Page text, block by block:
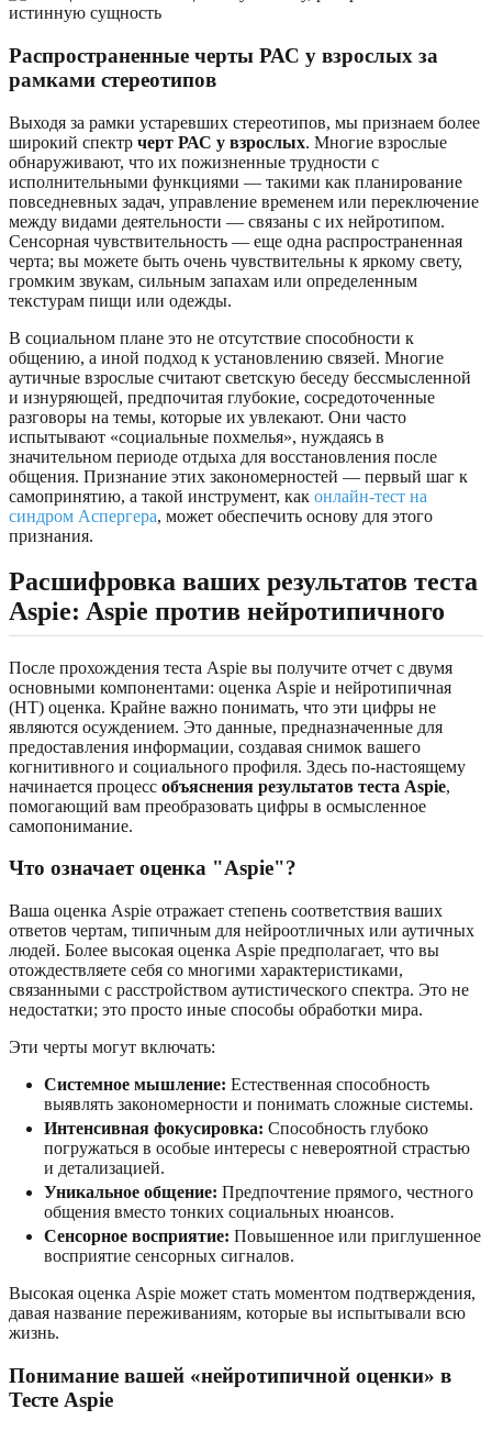
Распространенные черты РАС у взрослых за
рамками стереотипов
Выходя за рамки устаревших стереотипов, мы признаем более
широкий спектр черт РАС у взрослых. Многие взрослые
обнаруживают, что их пожизненные трудности с
исполнительными функциями — такими как планирование
повседневных задач, управление временем или переключение
между видами деятельности — связаны с их нейротипом.
Сенсорная чувствительность — еще одна распространенная
черта; вы можете быть очень чувствительны к яркому свету,
громким звукам, сильным запахам или определенным
текстурам пищи или одежды.
В социальном плане это не отсутствие способности к
общению, а иной подход к установлению связей. Многие
аутичные взрослые считают светскую беседу бессмысленной
и изнуряющей, предпочитая глубокие, сосредоточенные
разговоры на темы, которые их увлекают. Они часто
испытывают «социальные похмелья», нуждаясь в
значительном периоде отдыха для восстановления после
общения. Признание этих закономерностей — первый шаг к
самопринятию, а такой инструмент, как онлайн-тест на
синдром Аспергера, может обеспечить основу для этого
признания.
Расшифровка ваших результатов теста
Aspie: Aspie против нейротипичного
После прохождения теста Aspie вы получите отчет с двумя
основными компонентами: оценка Aspie и нейротипичная
(НТ) оценка. Крайне важно понимать, что эти цифры не
являются осуждением. Это данные, предназначенные для
предоставления информации, создавая снимок вашего
когнитивного и социального профиля. Здесь по-настоящему
начинается процесс объяснения результатов теста Aspie,
помогающий вам преобразовать цифры в осмысленное
самопонимание.
Что означает оценка "Aspie"?
Ваша оценка Aspie отражает степень соответствия ваших
ответов чертам, типичным для нейроотличных или аутичных
людей. Более высокая оценка Aspie предполагает, что вы
отождествляете себя со многими характеристиками,
связанными с расстройством аутистического спектра. Это не
недостатки; это просто иные способы обработки мира.
Эти черты могут включать:
Системное мышление: Естественная способность
выявлять закономерности и понимать сложные системы.
Интенсивная фокусировка: Способность глубоко
погружаться в особые интересы с невероятной страстью
и детализацией.
Уникальное общение: Предпочтение прямого, честного
общения вместо тонких социальных нюансов.
Сенсорное восприятие: Повышенное или приглушенное
восприятие сенсорных сигналов.
Высокая оценка Aspie может стать моментом подтверждения,
давая название переживаниям, которые вы испытывали всю
жизнь.
Понимание вашей «нейротипичной оценки» в
Тесте Aspie